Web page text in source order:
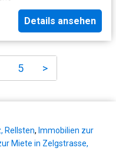
Details ansehen
5 >
Rellsten, Immobilien zur
Miete in Zelgstrasse,